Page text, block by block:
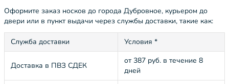
Оформите заказ носков до города Дубровное, курьером до
двери или в пункт выдачи через службы доставки, такие как:
Служба доставки Условия *
Доставка в ПВЗ СДЕК
от 387 руб. в течение 8
дней